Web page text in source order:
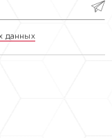
данных